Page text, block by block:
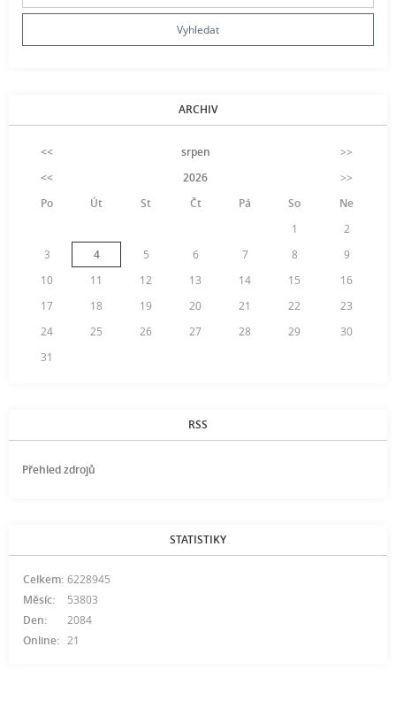
ARCHIV
<< srpen
>>
<<
2026
>>
Po
Út St Čt Pá So
Ne
1
2
3
4 5 6 7 8
9
10
11 12 13 14 15
16
17
18 19 20 21 22
23
24
25 26 27 28 29
30
31
RSS
Přehled zdrojů
STATISTIKY
Online: 21
Celkem: 6228945
Měsíc:
53803
Den:
2084